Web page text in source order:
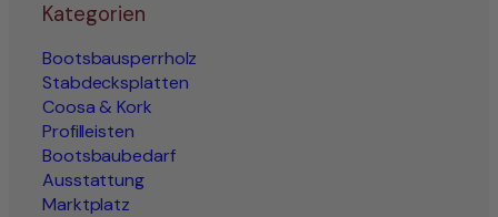
Kategorien
Bootsbausperrholz
Stabdecksplatten
Coosa & Kork
Profilleisten
Bootsbaubedarf
Ausstattung
Marktplatz